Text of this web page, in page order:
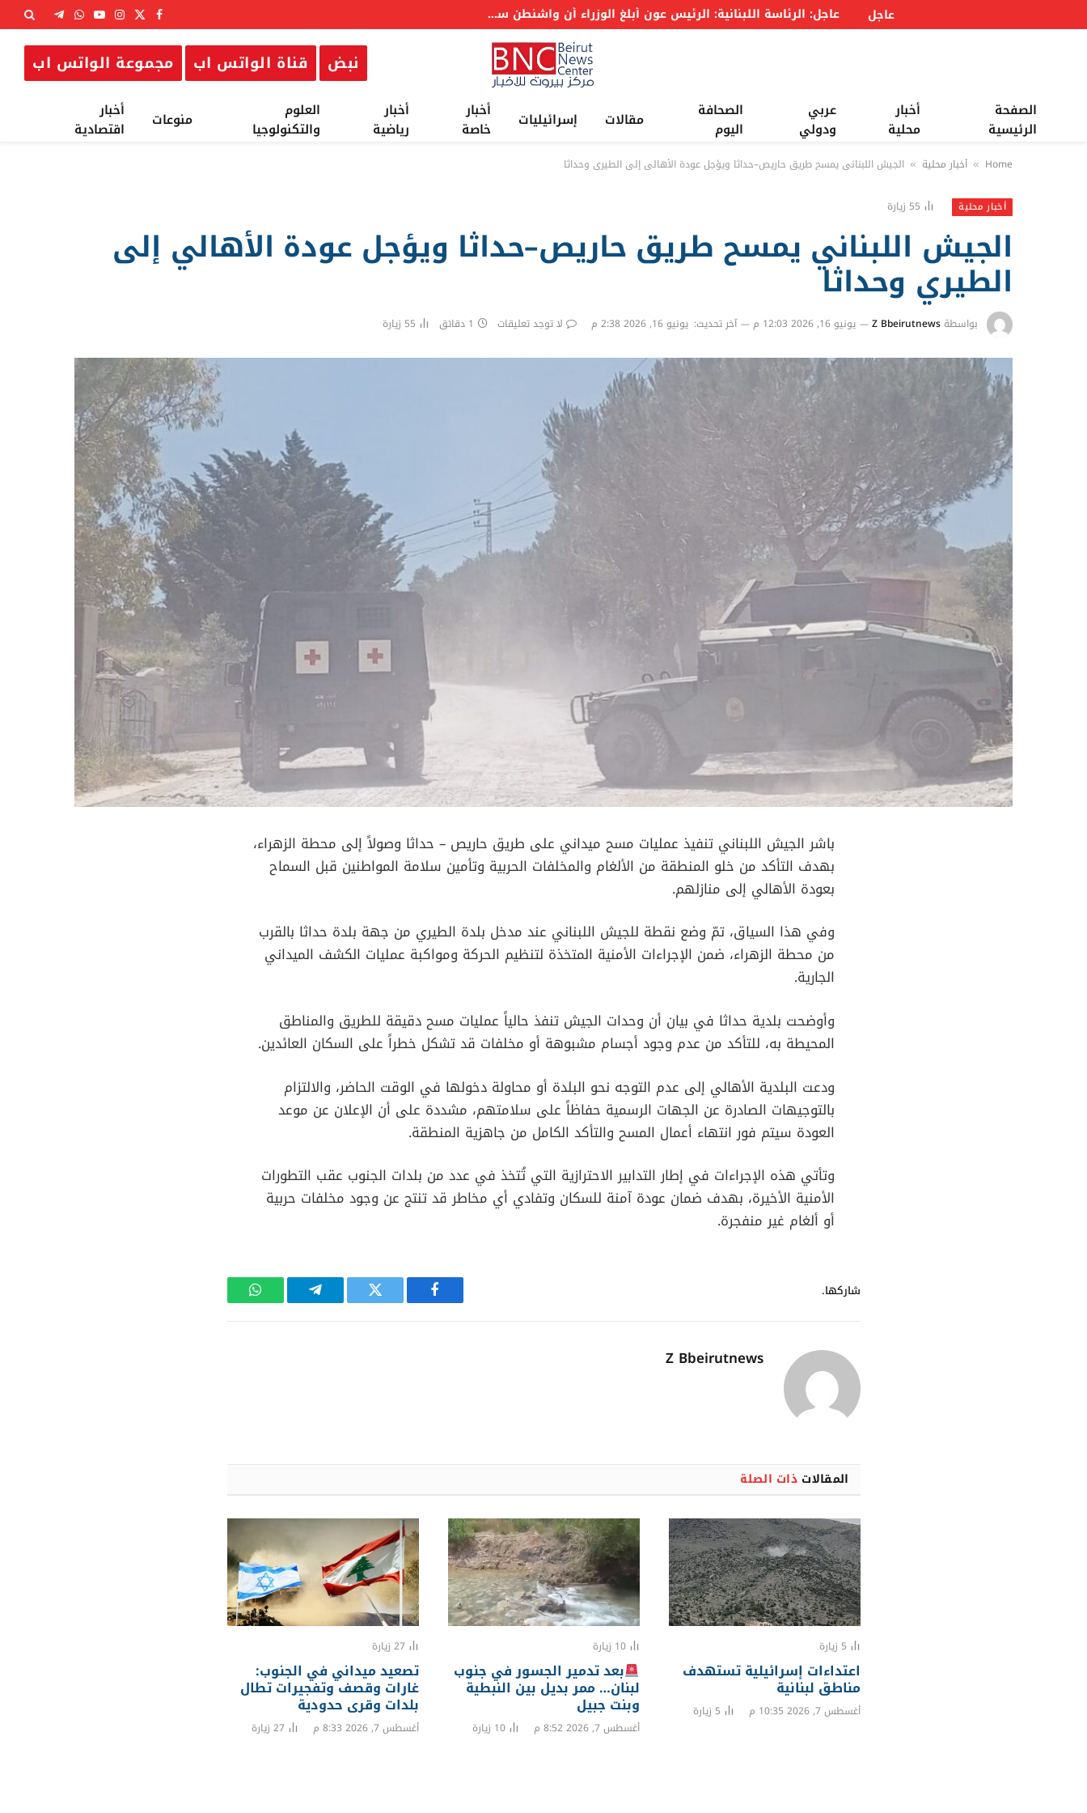
عاجل عاجل: الرئاسة اللبنانية: الرئيس عون أبلغ الوزراء أن واشنطن ستعمل على معالجة وقف إطلاق النار والمناطق التجريبية فيسبوك
X الانستغرام
يوتيوبواتسابتيلقرام
نبض قناة الواتس اب مجموعة الواتس اب
الصفحة
الرئيسية
أخبار
محلية
عربي
ودولي
الصحافة
اليوم
مقالات إسرائيليات
أخبار
خاصة
أخبار
رياضية
العلوم
والتكنولوجيا
منوعات
أخبار
اقتصادية
Home
» أخبار محلية » الجيش اللبناني يمسح طريق حاريص–حداثا ويؤجل عودة الأهالي إلى الطيري وحداثا
أخبار محلية 55 زيارة
الجيش اللبناني يمسح طريق حاريص–حداثا ويؤجل عودة الأهالي إلى
الطيري وحداثا
بواسطة Z Bbeirutnews يونيو 16, 2026 12:03 م آخر تحديث: يونيو 16, 2026 2:38 م لا توجد تعليقات 1 دقائق 55 زيارة
باشر الجيش اللبناني تنفيذ عمليات مسح ميداني على طريق حاريص – حداثا وصولاً إلى محطة الزهراء،
بهدف التأكد من خلو المنطقة من الألغام والمخلفات الحربية وتأمين سلامة المواطنين قبل السماح
بعودة الأهالي إلى منازلهم.
وفي هذا السياق، تمّ وضع نقطة للجيش اللبناني عند مدخل بلدة الطيري من جهة بلدة حداثا بالقرب
من محطة الزهراء، ضمن الإجراءات الأمنية المتخذة لتنظيم الحركة ومواكبة عمليات الكشف الميداني
الجارية.
وأوضحت بلدية حداثا في بيان أن وحدات الجيش تنفذ حالياً عمليات مسح دقيقة للطريق والمناطق
المحيطة به، للتأكد من عدم وجود أجسام مشبوهة أو مخلفات قد تشكل خطراً على السكان العائدين.
ودعت البلدية الأهالي إلى عدم التوجه نحو البلدة أو محاولة دخولها في الوقت الحاضر، والالتزام
بالتوجيهات الصادرة عن الجهات الرسمية حفاظاً على سلامتهم، مشددة على أن الإعلان عن موعد
العودة سيتم فور انتهاء أعمال المسح والتأكد الكامل من جاهزية المنطقة.
وتأتي هذه الإجراءات في إطار التدابير الاحترازية التي تُتخذ في عدد من بلدات الجنوب عقب التطورات
الأمنية الأخيرة، بهدف ضمان عودة آمنة للسكان وتفادي أي مخاطر قد تنتج عن وجود مخلفات حربية
أو ألغام غير منفجرة.
شاركها.
فيسبوك تويتر تيلقرام واتساب
Z Bbeirutnews
المقالاتذات الصلة
5 زيارة
اعتداءات إسرائيلية تستهدف
مناطق لبنانية
أغسطس 7, 2026 10:35 م 5 زيارة
10 زيارة
بعد تدمير الجسور في جنوب
لبنان… ممر بديل بين النبطية
وبنت جبيل
أغسطس 7, 2026 8:52 م 10 زيارة
27 زيارة
تصعيد ميداني في الجنوب:
غارات وقصف وتفجيرات تطال
بلدات وقرى حدودية
أغسطس 7, 2026 8:33 م 27 زيارة